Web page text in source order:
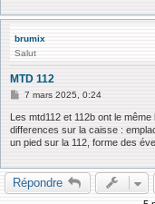
brumix
Salut
MTD 112
M
s
s
g
7 mars 2025, 0:24
Les mtd112 et 112b ont le
differences sur la caisse :
un pied sur la 112, forme des
Répondre